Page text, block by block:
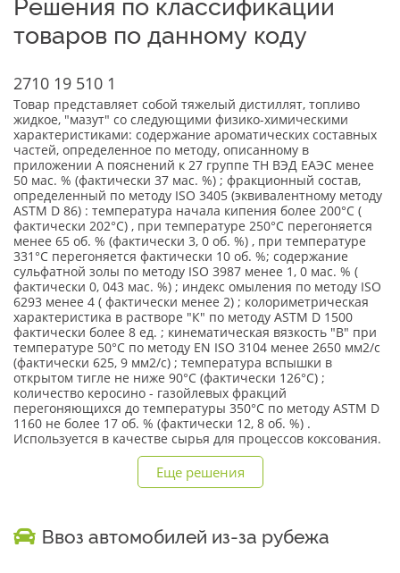
Решения по классификации
товаров по данному коду
2710 19 510 1
Товар представляет собой тяжелый дистиллят, топливо
жидкое, "мазут" со следующими физико-химическими
характеристиками: содержание ароматических составных
частей, определенное по методу, описанному в
приложении A пояснений к 27 группе ТН ВЭД ЕАЭС менее
50 мас. % (фактически 37 мас. %) ; фракционный состав,
определенный по методу ISO 3405 (эквивалентному методу
ASTM D 86) : температура начала кипения более 200°С (
фактически 202°С) , при температуре 250°С перегоняется
менее 65 об. % (фактически 3, 0 об. %) , при температуре
331°С перегоняется фактически 10 об. %; содержание
сульфатной золы по методу ISO 3987 менее 1, 0 мас. % (
фактически 0, 043 мас. %) ; индекс омыления по методу ISO
6293 менее 4 ( фактически менее 2) ; колориметрическая
характеристика в растворе "К" по методу ASTM D 1500
фактически более 8 ед. ; кинематическая вязкость "В" при
температуре 50°С по методу EN ISO 3104 менее 2650 мм2/с
(фактически 625, 9 мм2/с) ; температура вспышки в
открытом тигле не ниже 90°С (фактически 126°С) ;
количество керосино - газойлевых фракций
перегоняющихся до температуры 350°С по методу ASTM D
1160 не более 17 об. % (фактически 12, 8 об. %) .
Используется в качестве сырья для процессов коксования.
Еще решения
Ввоз автомобилей из-за рубежа